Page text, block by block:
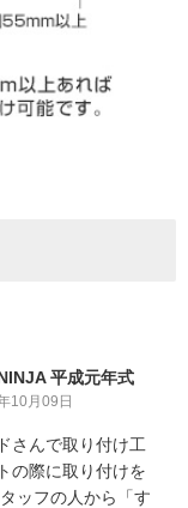
平成元年式
10月09日
さんで取り付け工
の際に取り付けを
ッフの人から「す